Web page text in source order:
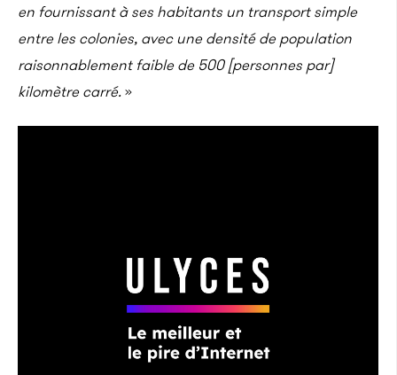
en fournissant à ses habitants un transport simple
entre les colonies, avec une densité de population
raisonnablement faible de 500 [personnes par]
kilomètre carré.»